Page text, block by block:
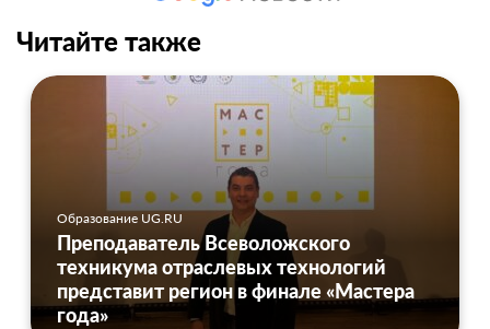
Читайте также
Образование UG.RU
Преподаватель Всеволожского
техникума отраслевых технологий
представит регион в финале «Мастера
года»